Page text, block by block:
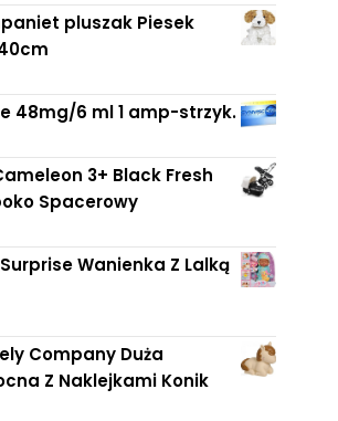
pluszak Piesek
48mg/6 ml 1 amp-strzyk.
3+ Black Fresh
Spacerowy
Wanienka Z Lalką
Company Duża
Z Naklejkami Konik